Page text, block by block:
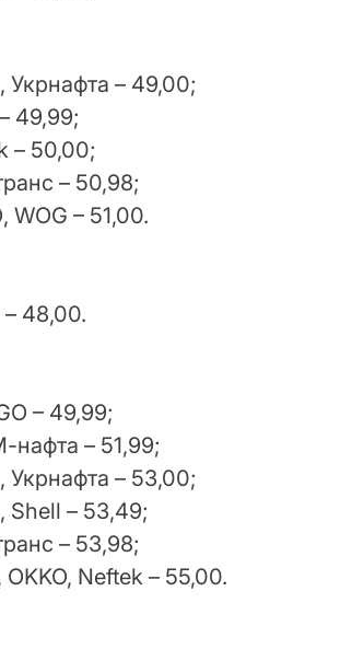
Укрнафта – 49,00;
49,99;
– 50,00;
– 50,98;
WOG – 51,00.
– 48,00.
– 49,99;
– 51,99;
Укрнафта – 53,00;
Shell – 53,49;
– 53,98;
OKKO, Neftek – 55,00.